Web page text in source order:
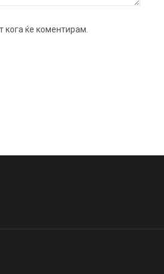
кога ќе коментирам.